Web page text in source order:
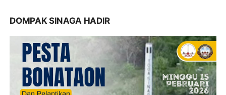
DOMPAK SINAGA HADIR